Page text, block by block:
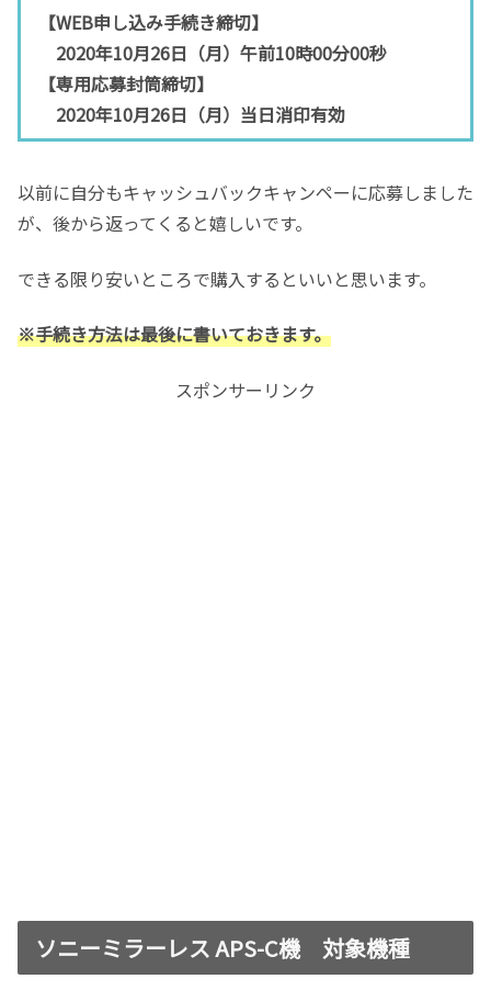
【WEB申し込み手続き締切】
2020年10月26日（月）午前10時00分00秒
【専用応募封筒締切】
2020年10月26日（月）当日消印有効
以前に自分もキャッシュバックキャンペーに応募しました
が、後から返ってくると嬉しいです。
できる限り安いところで購入するといいと思います。
※手続き方法は最後に書いておきます。
スポンサーリンク
ソニーミラーレス APS-C機 対象機種